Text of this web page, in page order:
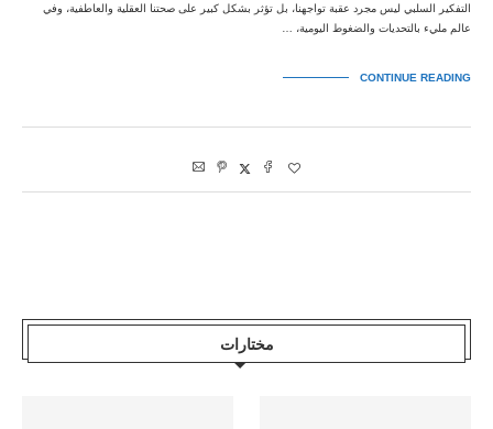
التفكير السلبي ليس مجرد عقبة تواجهنا، بل تؤثر بشكل كبير على صحتنا العقلية والعاطفية، وفي
عالم مليء بالتحديات والضغوط اليومية، …
CONTINUE READING
مختارات